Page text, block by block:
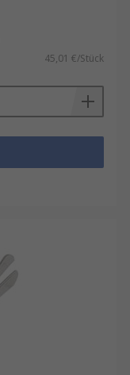
45,01 €/Stück